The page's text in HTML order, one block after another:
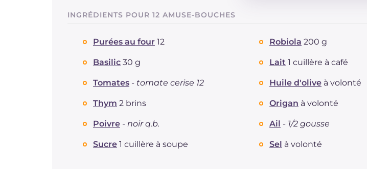
Protéine
Graisses
Fibre
Sodium
INGRÉDIENTS POUR 12 AMUSE-BOUCHES
Purées au four 12 Robiola 200 g
Basilic 30 g Lait 1 cuillère à café
Tomates - tomate cerise 12 Huile d'olive à volonté
Thym 2 brins Origan à volonté
Poivre - noir q.b. Ail - 1/2 gousse
Sucre 1 cuillère à soupe Sel à volonté